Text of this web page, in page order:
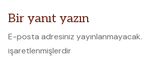
Bir yanıt yazın
E-posta adresiniz yayınlanmayacak.
işaretlenmişlerdir